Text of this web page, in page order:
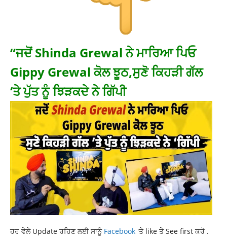
“ਜਦੋਂ Shinda Grewal ਨੇ ਮਾਰਿਆ ਪਿਓ
Gippy Grewal ਕੋਲ ਝੂਠ,ਸੁਣੋ ਕਿਹੜੀ ਗੱਲ
‘ਤੇ ਪੁੱਤ ਨੂੰ ਝਿੜਕਦੇ ਨੇ ਗਿੱਪੀ
ਹਰ ਵੇਲੇ Update ਰਹਿਣ ਲਈ ਸਾਨੂੰ Facebook 'ਤੇ like ਤੇ See first ਕਰੋ .